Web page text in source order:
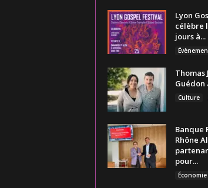
Lyon
célèbre
jours à...
Thomas
Guédon
Culture
Banque
Rhône
pour...
Économie